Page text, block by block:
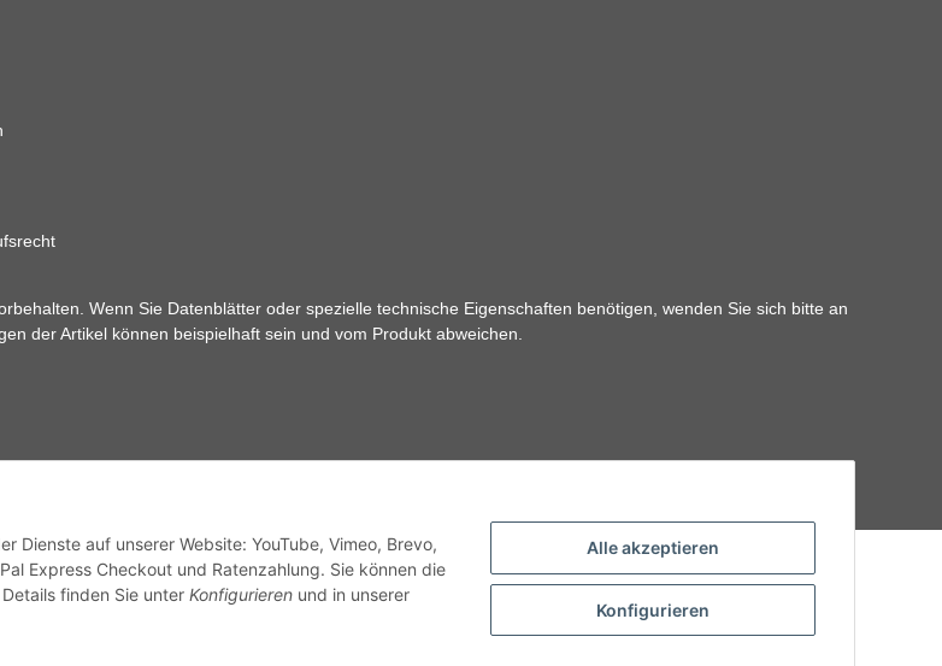
Alle akzeptieren
Konfigurieren
Dienste auf unserer Website: YouTube, Vimeo, Brevo,
Express Checkout und Ratenzahlung. Sie können die
finden Sie unter Konfigurieren und in unserer
Wenn Sie Datenblätter oder spezielle technische Eigenschaften benötigen, wenden Sie sich bitte an
der Artikel können beispielhaft sein und vom Produkt abweichen.